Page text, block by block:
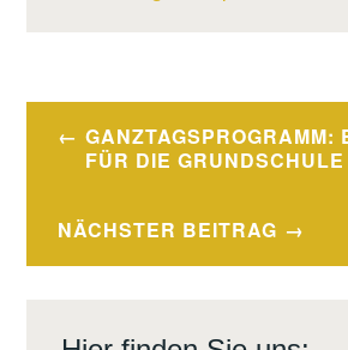
Beitragsnavigation
GANZTAGSPROGRAMM:
FÜR DIE GRUNDSCHULE
NÄCHSTER BEITRAG